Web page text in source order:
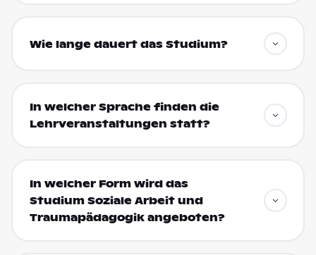
Wie lange dauert das Studium?
In welcher Sprache finden die
Lehrveranstaltungen statt?
In welcher Form wird das
Studium Soziale Arbeit und
Traumapädagogik angeboten?